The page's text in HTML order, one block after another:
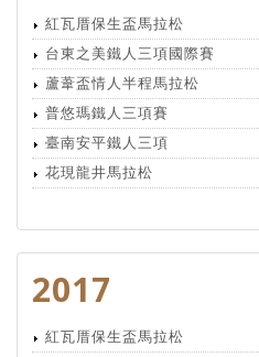
紅瓦厝保生盃馬拉松
台東之美鐵人三項國際賽
蘆葦盃情人半程馬拉松
普悠瑪鐵人三項賽
臺南安平鐵人三項
花現龍井馬拉松
2017
紅瓦厝保生盃馬拉松